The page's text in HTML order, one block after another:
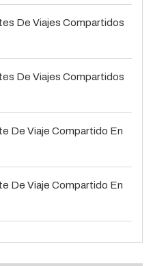
De Viajes Compartidos
De Viajes Compartidos
De Viaje Compartido En
De Viaje Compartido En